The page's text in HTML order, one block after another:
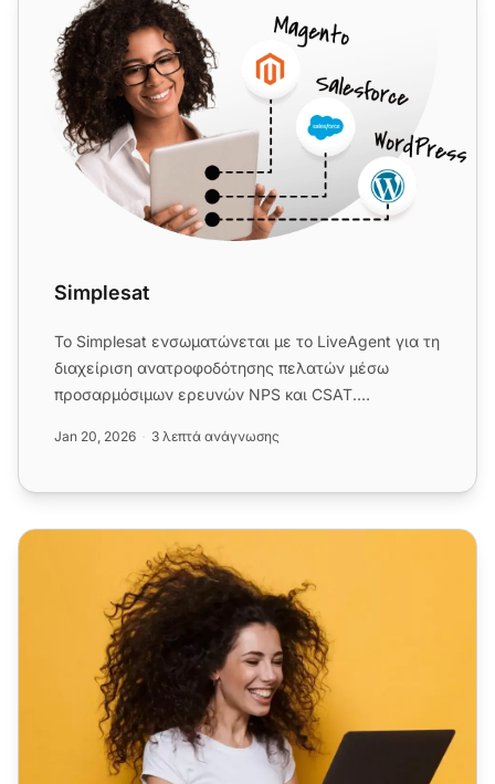
Simplesat
Το Simplesat ενσωματώνεται με το LiveAgent για τη
διαχείριση ανατροφοδότησης πελατών μέσω
προσαρμόσιμων ερευνών NPS και CSAT.
Jan 20, 2026 3 λεπτά ανάγνωσης
Λογισμικό Ικανοποίησης Πελατών | LiveAgent